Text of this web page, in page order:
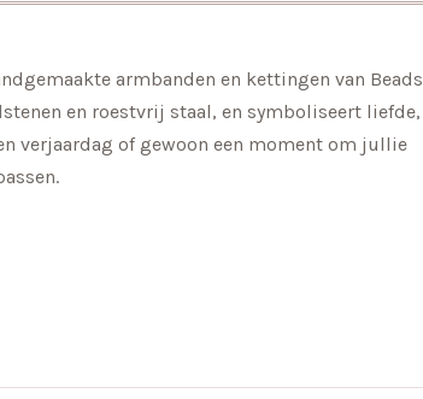
armbanden en kettingen van Beads
en roestvrij staal, en symboliseert liefde,
verjaardag of gewoon een moment om jullie